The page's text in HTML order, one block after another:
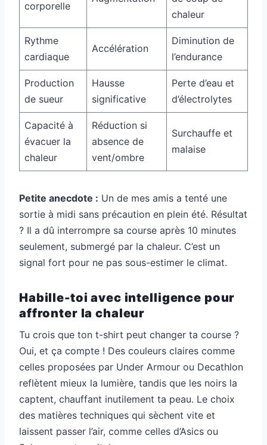
corporelle
chaleur
Rythme
cardiaque
Accélération
Diminution de
l’endurance
Production
de sueur
Hausse
significative
Perte d’eau et
d’électrolytes
Capacité à
évacuer la
chaleur
Réduction si
absence de
vent/ombre
Surchauffe et
malaise
Petite anecdote : Un de mes amis a tenté une
sortie à midi sans précaution en plein été. Résultat
? Il a dû interrompre sa course après 10 minutes
seulement, submergé par la chaleur. C’est un
signal fort pour ne pas sous-estimer le climat.
Habille-toi avec intelligence pour
affronter la chaleur
Tu crois que ton t-shirt peut changer ta course ?
Oui, et ça compte ! Des couleurs claires comme
celles proposées par Under Armour ou Decathlon
reflètent mieux la lumière, tandis que les noirs la
captent, chauffant inutilement ta peau. Le choix
des matières techniques qui sèchent vite et
laissent passer l’air, comme celles d’Asics ou